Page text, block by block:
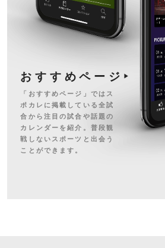
おすすめページ
「おすすめページ」ではス
ポカレに掲載している全試
合から注目の試合や話題の
カレンダーを紹介。普段観
戦しないスポーツと出会う
ことができます。